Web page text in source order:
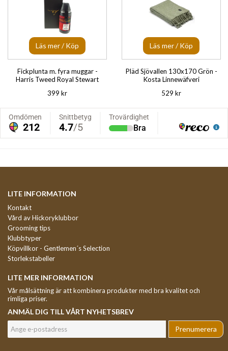
Läs mer / Köp
Fickplunta m. fyra muggar -
Harris Tweed Royal Stewart
399 kr
Läs mer / Köp
Pläd Sjövallen 130x170 Grön -
Kosta Linnewäfveri
529 kr
LITE INFORMATION
Kontakt
Vård av Hickoryklubbor
Grooming tips
Klubbtyper
Köpvillkor - Gentlemen´s Selection
Storlekstabeller
LITE MER INFORMATION
Vår målsättning är att kombinera produkter med bra kvalitet och
rimliga priser.
ANMÄL DIG TILL VÅRT NYHETSBREV
Prenumerera